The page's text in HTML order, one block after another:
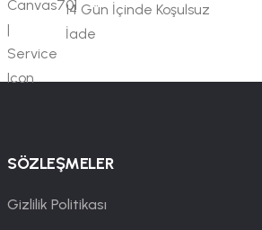
14 Gün İçinde Koşulsuz
İade
SÖZLEŞMELER
Gizlilik Politikası